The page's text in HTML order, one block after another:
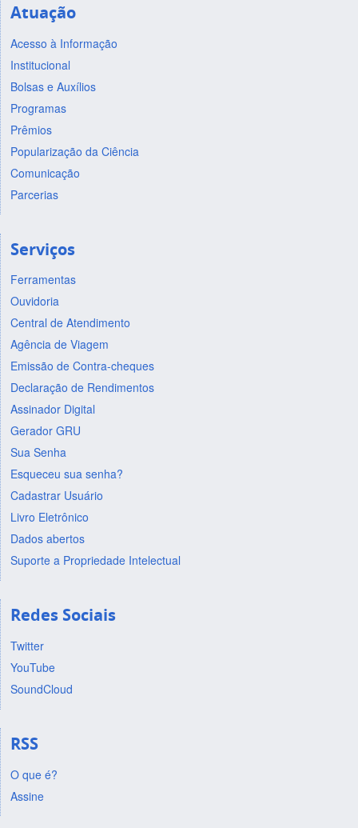
Atuação
Acesso à Informação
Institucional
Bolsas e Auxílios
Programas
Prêmios
Popularização da Ciência
Comunicação
Parcerias
Serviços
Ferramentas
Ouvidoria
Central de Atendimento
Agência de Viagem
Emissão de Contra-cheques
Declaração de Rendimentos
Assinador Digital
Gerador GRU
Sua Senha
Esqueceu sua senha?
Cadastrar Usuário
Livro Eletrônico
Dados abertos
Suporte a Propriedade Intelectual
Redes Sociais
Twitter
YouTube
SoundCloud
RSS
O que é?
Assine